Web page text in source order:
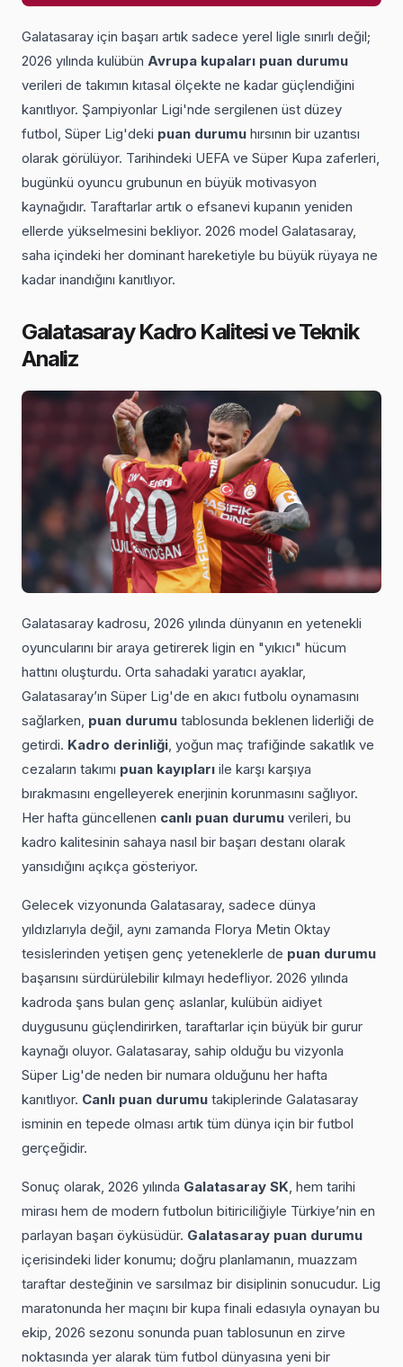
Galatasaray için başarı artık sadece yerel ligle sınırlı değil;
2026 yılında kulübün Avrupa kupaları puan durumu
verileri de takımın kıtasal ölçekte ne kadar güçlendiğini
kanıtlıyor. Şampiyonlar Ligi'nde sergilenen üst düzey
futbol, Süper Lig'deki puan durumu hırsının bir uzantısı
olarak görülüyor. Tarihindeki UEFA ve Süper Kupa zaferleri,
bugünkü oyuncu grubunun en büyük motivasyon
kaynağıdır. Taraftarlar artık o efsanevi kupanın yeniden
ellerde yükselmesini bekliyor. 2026 model Galatasaray,
saha içindeki her dominant hareketiyle bu büyük rüyaya ne
kadar inandığını kanıtlıyor.
Galatasaray Kadro Kalitesi ve Teknik
Analiz
Galatasaray kadrosu, 2026 yılında dünyanın en yetenekli
oyuncularını bir araya getirerek ligin en "yıkıcı" hücum
hattını oluşturdu. Orta sahadaki yaratıcı ayaklar,
Galatasaray’ın Süper Lig'de en akıcı futbolu oynamasını
sağlarken, puan durumu tablosunda beklenen liderliği de
getirdi. Kadro derinliği, yoğun maç trafiğinde sakatlık ve
cezaların takımı puan kayıpları ile karşı karşıya
bırakmasını engelleyerek enerjinin korunmasını sağlıyor.
Her hafta güncellenen canlı puan durumu verileri, bu
kadro kalitesinin sahaya nasıl bir başarı destanı olarak
yansıdığını açıkça gösteriyor.
Gelecek vizyonunda Galatasaray, sadece dünya
yıldızlarıyla değil, aynı zamanda Florya Metin Oktay
tesislerinden yetişen genç yeteneklerle de puan durumu
başarısını sürdürülebilir kılmayı hedefliyor. 2026 yılında
kadroda şans bulan genç aslanlar, kulübün aidiyet
duygusunu güçlendirirken, taraftarlar için büyük bir gurur
kaynağı oluyor. Galatasaray, sahip olduğu bu vizyonla
Süper Lig'de neden bir numara olduğunu her hafta
kanıtlıyor. Canlı puan durumu takiplerinde Galatasaray
isminin en tepede olması artık tüm dünya için bir futbol
gerçeğidir.
Sonuç olarak, 2026 yılında Galatasaray SK, hem tarihi
mirası hem de modern futbolun bitiriciliğiyle Türkiye’nin en
parlayan başarı öyküsüdür. Galatasaray puan durumu
içerisindeki lider konumu; doğru planlamanın, muazzam
taraftar desteğinin ve sarsılmaz bir disiplinin sonucudur. Lig
maratonunda her maçını bir kupa finali edasıyla oynayan bu
ekip, 2026 sezonu sonunda puan tablosunun en zirve
noktasında yer alarak tüm futbol dünyasına yeni bir